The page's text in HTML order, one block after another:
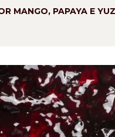
MANGO, PAPAYA E